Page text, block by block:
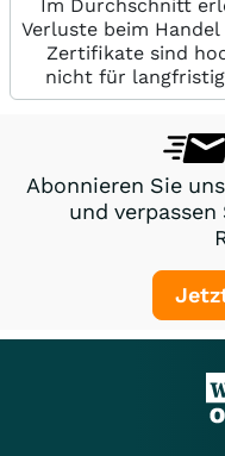
Im Durchschnitt
Verluste beim
Zertifikate sind
nicht für
Abonnieren Sie
und